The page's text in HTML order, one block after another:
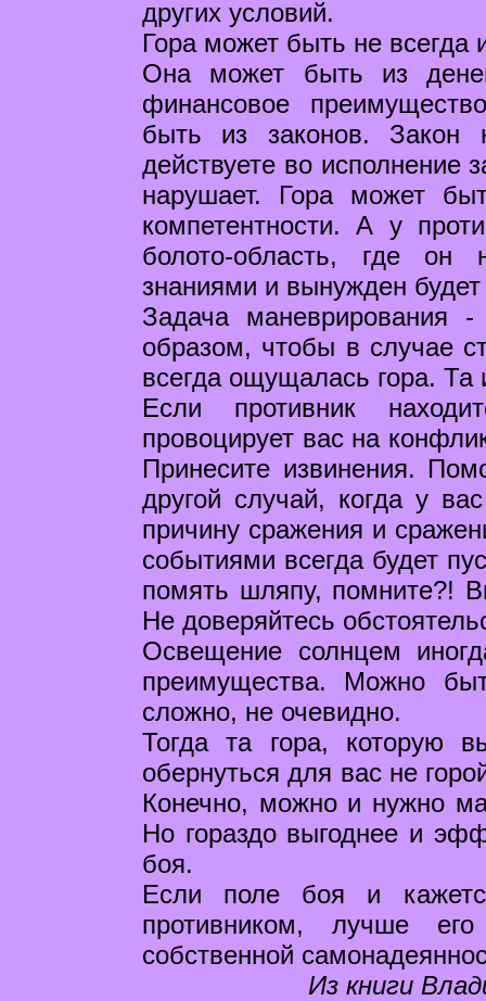
других условий.
Гора может быть не
Она может быть из
финансовое
быть из законов. Закон
действуете во исполнение
нарушает. Гора может
компетентности. А у
болото-область, где он
знаниями и вынужден будет
Задача маневрирования
образом, чтобы в случае
всегда ощущалась гора. Та
Если противник
провоцирует вас на
Принесите извинения.
другой случай, когда у
причину сражения и
событиями всегда будет
помять шляпу, помните?!
Не доверяйтесь
Освещение солнцем
преимущества. Можно
сложно, не очевидно.
Тогда та гора, которую
обернуться для вас не
Конечно, можно и нужно
Но гораздо выгоднее и
боя.
Если поле боя и
противником, лучше
собственной
Из книги